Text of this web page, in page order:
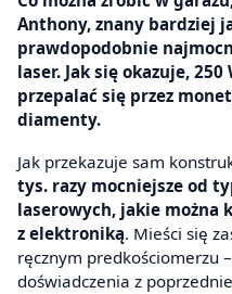
Anthony, znany bardziej
prawdopodobnie
laser. Jak się okazuje,
przepalać się przez
diamenty.
Jak przekazuje sam
tys. razy mocniejsze od
laserowych, jakie można
z elektroniką. Mieści się
ręcznym predkościomerzu
doświadczenia z